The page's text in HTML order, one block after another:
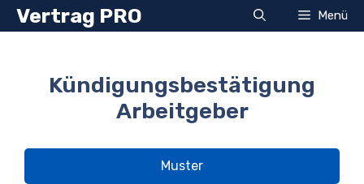
Zum
InhaltVertrag PRO Menü
Kündigungsbestätigung
Arbeitgeber
Muster